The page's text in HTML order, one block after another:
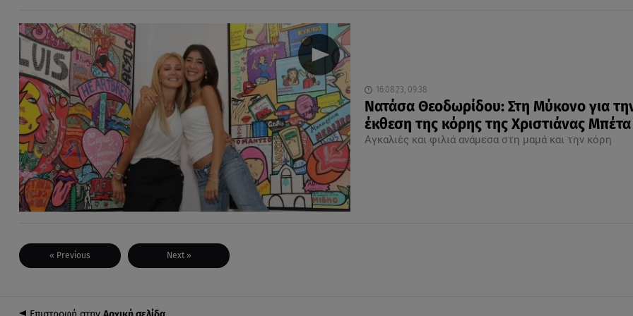
16.08.23, 09:38
Νατάσα Θεοδωρίδου: Στη Μύκονο για
έκθεση της κόρης της Χριστιάνας Μπέτα
Αγκαλιές και φιλιά ανάμεσα στη μαμά και την κόρη
« Previous Next »